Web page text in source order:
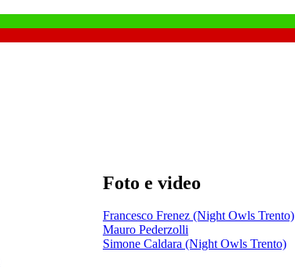
Foto e video
Francesco Frenez (Night Owls Trento)
Mauro Pederzolli
Simone Caldara (Night Owls Trento)